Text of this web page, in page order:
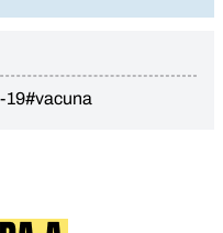
19#vacuna